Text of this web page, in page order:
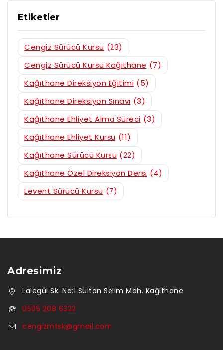
Etiketler
Cengiz Sürücü Kursu (23)
Cengiz Sürücü Kursu Kağıthane (7)
Kağıthane Direksiyon Eğitimi (5)
Kağıthane Direksiyon Sınavı (3)
Kağıthane Ehliyet Alma Süreci (3)
Kağıthane Ehliyet Kursu (11)
Kağıthane Sürücü Kursu (22)
Kağıthane Özel Direksiyon Dersi (4)
Levent Sürücü Kursu (7)
Adresimiz
Lalegül Sk. No:1 Sultan Selim Mah. Kağıthane
0505 208 6322
cengizmtsk@gmail.com